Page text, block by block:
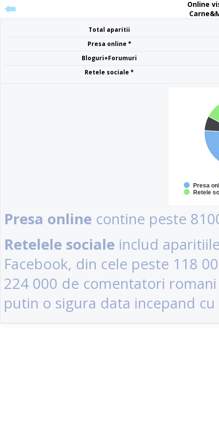
Online
Total aparitii
Presa online *
Bloguri+Forumuri
Retele sociale *
Presa
Retele
Presa online contine peste
Retelele sociale includ
Facebook, din cele peste 118
224 000 de comentatori
putin o sigura data incepand